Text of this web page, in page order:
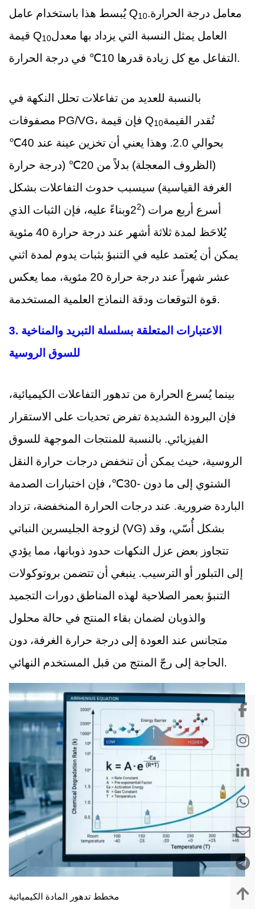
يُبسط هذا باستخدام عامل Q10معامل درجة الحرارة.
قيمة Q10العامل يمثل النسبة التي يزداد بها معدل
التفاعل مع كل زيادة قدرها 10℃ في درجة الحرارة.
بالنسبة للعديد من تفاعلات تحلل النكهة في
مصفوفات PG/VG، فإن قيمة Q10تُقدر القيمة
بحوالي 2.0. وهذا يعني أن تخزين عينة عند 40℃
(الظروف المعجلة) بدلاً من 20℃ (درجة حرارة
الغرفة القياسية) سيسبب حدوث التفاعلات بشكل
أسرع أربع مرات (22
وبناءً عليه، فإن الثبات الذي
يُلاحَظ لمدة ثلاثة أشهر عند درجة حرارة 40 مئوية
يمكن أن يُعتمد عليه في التنبؤ بثبات يدوم لمدة اثني
عشر شهراً عند درجة حرارة 20 مئوية، مما يعكس
قوة التوقعات ودقة النماذج العلمية المستخدمة.
3. الاعتبارات المتعلقة بسلسلة التبريد والمناخية
للسوق الروسية
بينما يُسرع الحرارة من تدهور التفاعلات الكيميائية،
فإن البرودة الشديدة تفرض تحديات على الاستقرار
الفيزيائي. بالنسبة للمنتجات الموجهة للسوق
الروسية، حيث يمكن أن تنخفض درجات حرارة النقل
الشتوي إلى ما دون -30℃، فإن اختبارات الصدمة
الباردة ضرورية. عند درجات الحرارة المنخفضة، تزداد
لزوجة الجليسرين النباتي (VG) بشكل أُسّي، وقد
تتجاوز بعض عزل النكهات حدود ذوبانها، مما يؤدي
إلى التبلور أو الترسيب. ينبغي أن تتضمن بروتوكولات
التنبؤ بعمر الصلاحية لهذه المناطق دورات التجميد
والذوبان لضمان بقاء المنتج في حالة محلول
متجانس عند العودة إلى درجة حرارة الغرفة، دون
الحاجة إلى رجّ المنتج من قبل المستخدم النهائي.
مخطط تدهور المادة الكيميائية